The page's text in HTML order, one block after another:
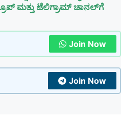
ಮತ್ತು ಟೆಲಿಗ್ರಾಮ್ ಚಾನಲ್‌ಗೆ
Join Now
Join Now